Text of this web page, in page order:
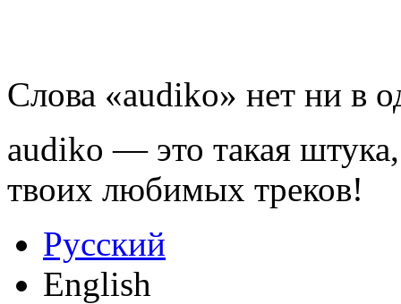
Слова «audiko» нет ни в
audiko — это такая
твоих любимых треков!
Русский
English